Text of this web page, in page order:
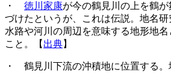
・ 徳川家康が今の鶴見川の上を鶴
づけたというが、これは伝説。地名
水路や河川の周辺を意味する地形地
こと。【 出典】
・ 鶴見川下流の沖積地に位置する